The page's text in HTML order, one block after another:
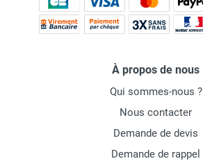
À propos de nous
Qui sommes-nous ?
Nous contacter
Demande de devis
Demande de rappel